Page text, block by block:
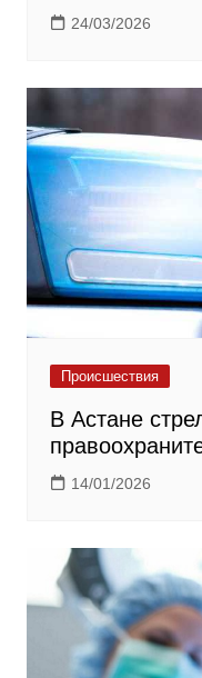
24/03/2026
Происшествия
В Астане
14/01/2026